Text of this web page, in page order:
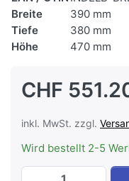
Breite
390 mm
Tiefe
380 mm
Höhe
470 mm
CHF
inkl. MwSt. zzgl.
Wird bestellt 2-5